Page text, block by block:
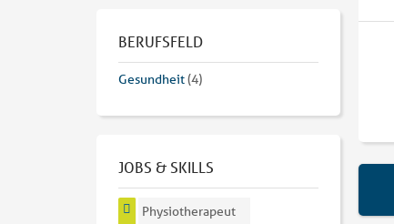
BERUFSFELD
Gesundheit(4)
JOBS & SKILLS
Physiotherapeut